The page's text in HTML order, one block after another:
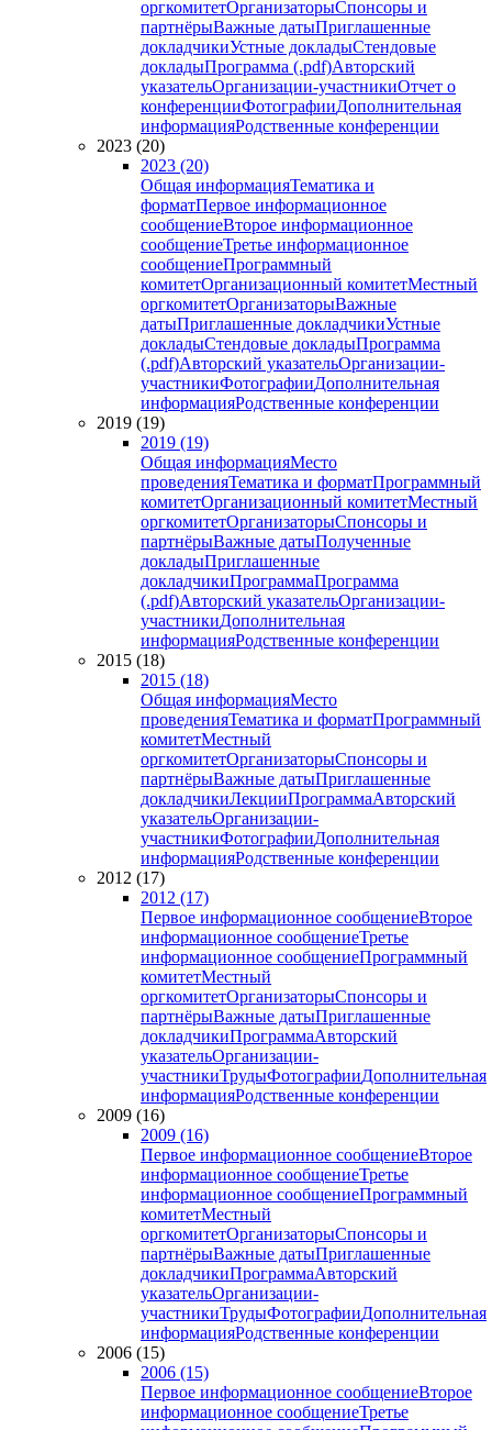
оргкомитетОрганизаторыСпонсоры и
партнёрыВажные датыПриглашенные
докладчикиУстные докладыСтендовые
докладыПрограмма (.pdf)Авторский
указательОрганизации-участникиОтчет о
конференцииФотографииДополнительная
информацияРодственные конференции
2023 (20)
2023 (20)
Общая информацияТематика и
форматПервое информационное
сообщениеВторое информационное
сообщениеТретье информационное
сообщениеПрограммный
комитетОрганизационный комитетМестный
оргкомитетОрганизаторыВажные
датыПриглашенные докладчикиУстные
докладыСтендовые докладыПрограмма
(.pdf)Авторский указательОрганизации-
участникиФотографииДополнительная
информацияРодственные конференции
2019 (19)
2019 (19)
Общая информацияМесто
проведенияТематика и форматПрограммный
комитетОрганизационный комитетМестный
оргкомитетОрганизаторыСпонсоры и
партнёрыВажные датыПолученные
докладыПриглашенные
докладчикиПрограммаПрограмма
(.pdf)Авторский указательОрганизации-
участникиДополнительная
информацияРодственные конференции
2015 (18)
2015 (18)
Общая информацияМесто
проведенияТематика и форматПрограммный
комитетМестный
оргкомитетОрганизаторыСпонсоры и
партнёрыВажные датыПриглашенные
докладчикиЛекцииПрограммаАвторский
указательОрганизации-
участникиФотографииДополнительная
информацияРодственные конференции
2012 (17)
2012 (17)
Первое информационное сообщениеВторое
информационное сообщениеТретье
информационное сообщениеПрограммный
комитетМестный
оргкомитетОрганизаторыСпонсоры и
партнёрыВажные датыПриглашенные
докладчикиПрограммаАвторский
указательОрганизации-
участникиТрудыФотографииДополнительная
информацияРодственные конференции
2009 (16)
2009 (16)
Первое информационное сообщениеВторое
информационное сообщениеТретье
информационное сообщениеПрограммный
комитетМестный
оргкомитетОрганизаторыСпонсоры и
партнёрыВажные датыПриглашенные
докладчикиПрограммаАвторский
указательОрганизации-
участникиТрудыФотографииДополнительная
информацияРодственные конференции
2006 (15)
2006 (15)
Первое информационное сообщениеВторое
информационное сообщениеТретье